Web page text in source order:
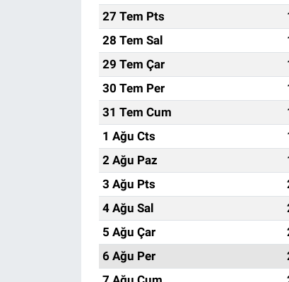
27 Tem Pts
28 Tem Sal
29 Tem Çar
30 Tem Per
31 Tem Cum
1 Ağu Cts
2 Ağu Paz
3 Ağu Pts
4 Ağu Sal
5 Ağu Çar
6 Ağu Per